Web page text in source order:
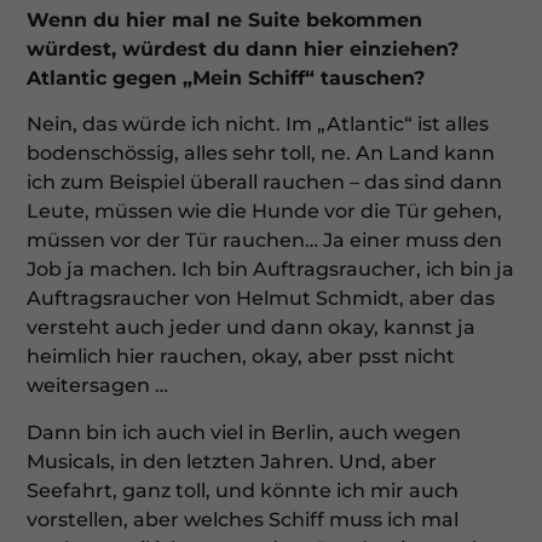
Wenn du hier mal ne Suite bekommen
würdest, würdest du dann hier einziehen?
Atlantic gegen „Mein Schiff“ tauschen?
Nein, das würde ich nicht. Im „Atlantic“ ist alles
bodenschössig, alles sehr toll, ne. An Land kann
ich zum Beispiel überall rauchen – das sind dann
Leute, müssen wie die Hunde vor die Tür gehen,
müssen vor der Tür rauchen… Ja einer muss den
Job ja machen. Ich bin Auftragsraucher, ich bin ja
Auftragsraucher von Helmut Schmidt, aber das
versteht auch jeder und dann okay, kannst ja
heimlich hier rauchen, okay, aber psst nicht
weitersagen …
Dann bin ich auch viel in Berlin, auch wegen
Musicals, in den letzten Jahren. Und, aber
Seefahrt, ganz toll, und könnte ich mir auch
vorstellen, aber welches Schiff muss ich mal
Zurück
Datenschutzeinstellungen
Essenzielle Cookies ermöglichen grundlegende Funktionen und
sind für die einwandfreie Funktion der Website erforderlich.
Cookie-Informationen anzeigen
Externe Medien (7)
Inhalte von Videoplattformen und Social-Media-Plattformen
werden standardmäßig blockiert. Wenn Cookies von externen
Medien akzeptiert werden, bedarf der Zugriff auf diese Inhalte
keiner manuellen Einwilligung mehr.
Datenschutzerklärung